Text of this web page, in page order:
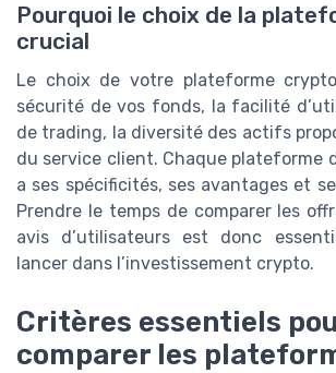
Pourquoi le choix de la
crucial
Le choix de votre plateforme
sécurité de vos fonds, la facilité
de trading, la diversité des actifs
du service client. Chaque plateforme
a ses spécificités, ses avantages et
Prendre le temps de comparer les
avis d’utilisateurs est donc
lancer dans l’investissement crypto.
Critères essentiels
comparer les